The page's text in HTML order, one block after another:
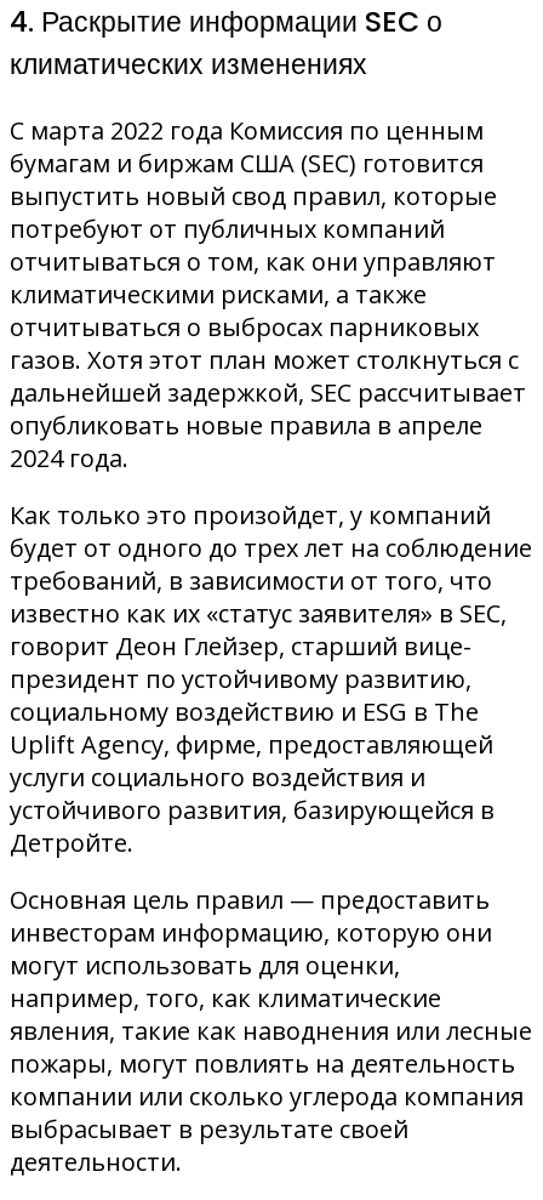
4. Раскрытие информации SEC о
климатических изменениях
С марта 2022 года Комиссия по ценным
бумагам и биржам США (SEC) готовится
выпустить новый свод правил, которые
потребуют от публичных компаний
отчитываться о том, как они управляют
климатическими рисками, а также
отчитываться о выбросах парниковых
газов. Хотя этот план может столкнуться с
дальнейшей задержкой, SEC рассчитывает
опубликовать новые правила в апреле
2024 года.
Как только это произойдет, у компаний
будет от одного до трех лет на соблюдение
требований, в зависимости от того, что
известно как их «статус заявителя» в SEC,
говорит Деон Глейзер, старший вице-
президент по устойчивому развитию,
социальному воздействию и ESG в The
Uplift Agency, фирме, предоставляющей
услуги социального воздействия и
устойчивого развития, базирующейся в
Детройте.
Основная цель правил — предоставить
инвесторам информацию, которую они
могут использовать для оценки,
например, того, как климатические
явления, такие как наводнения или лесные
пожары, могут повлиять на деятельность
компании или сколько углерода компания
выбрасывает в результате своей
деятельности.